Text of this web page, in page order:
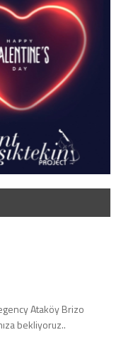
Ataköy Brizo
bekliyoruz..